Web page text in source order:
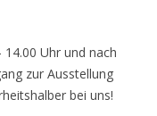
Uhr und nach
zur Ausstellung
bei uns!